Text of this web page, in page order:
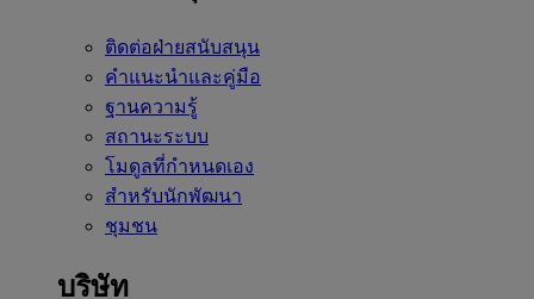
ติดต่อฝ่ายสนับสนุน
คำแนะนำและคู่มือ
ฐานความรู้
สถานะระบบ
โมดูลที่กำหนดเอง
สำหรับนักพัฒนา
ชุมชน
บริษัท